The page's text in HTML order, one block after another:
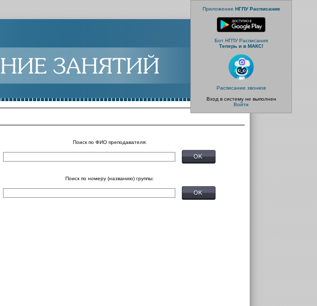
Приложение НГПУ Расписание
Бот НГПУ Расписания
Теперь и в МАКС!
Расписание звонков
Вход в систему не выполнен
Войти
Поиск по ФИО преподавателя:
Поиск по номеру (названию) группы: